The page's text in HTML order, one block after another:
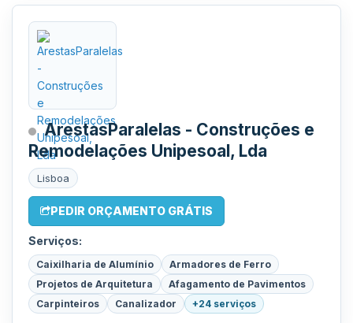
ArestasParalelas - Construções e
Remodelações Unipesoal, Lda
Lisboa
PEDIR ORÇAMENTO GRÁTIS
Serviços:
Caixilharia de Alumínio
Armadores de Ferro
Projetos de Arquitetura
Afagamento de Pavimentos
Carpinteiros
Canalizador +24 serviços